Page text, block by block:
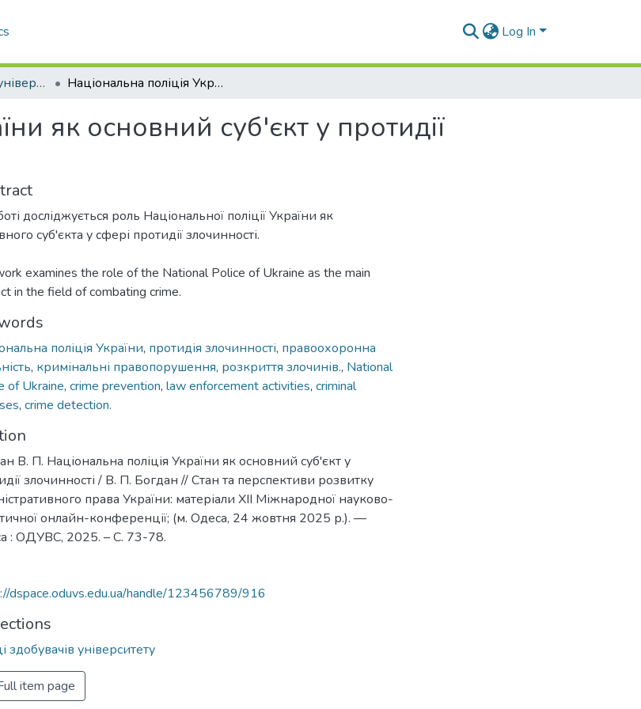
Log In
Праці здобувачів університету Національна поліція України як основний суб'єкт у протидії злочинності
як основний суб'єкт у протидії
досліджується роль Національної поліції України як
суб'єкта у сфері протидії злочинності.
examines the role of the National Police of Ukraine as the main
in the field of combating crime.
поліція України, протидія злочинності, правоохоронна
, кримінальні правопорушення, розкриття злочинів., National
of Ukraine, crime prevention, law enforcement activities, criminal
, crime detection.
В. П. Національна поліція України як основний суб'єкт у
злочинності / В. П. Богдан // Стан та перспективи розвитку
права України: матеріали ХІІ Міжнародної науково-
онлайн-конференції; (м. Одеса, 24 жовтня 2025 р.). —
: ОДУВС, 2025. – С. 73-78.
dspace.oduvs.edu.ua/handle/123456789/916
здобувачів університету
item page